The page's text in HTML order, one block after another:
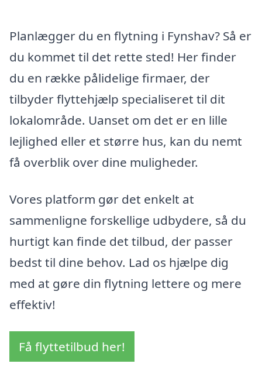
Planlægger du en flytning i Fynshav? Så er
du kommet til det rette sted! Her finder
du en række pålidelige firmaer, der
tilbyder flyttehjælp specialiseret til dit
lokalområde. Uanset om det er en lille
lejlighed eller et større hus, kan du nemt
få overblik over dine muligheder.
Vores platform gør det enkelt at
sammenligne forskellige udbydere, så du
hurtigt kan finde det tilbud, der passer
bedst til dine behov. Lad os hjælpe dig
med at gøre din flytning lettere og mere
effektiv!
Få flyttetilbud her!